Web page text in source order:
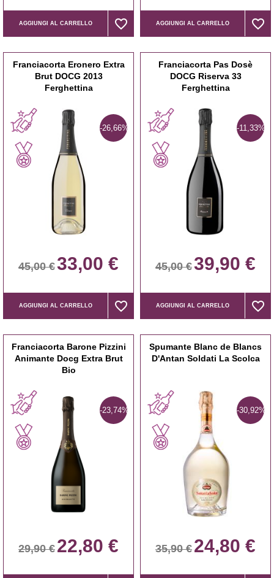
AGGIUNGI AL CARRELLO favorite_border
favorite_border AGGIUNGI AL CARRELLO favorite_border
favorite_border
Franciacorta Eronero Extra
Brut DOCG 2013
Ferghettina
-26,66%
45,00 €33,00 €
AGGIUNGI AL CARRELLO favorite_border
favorite_border
Franciacorta Pas Dosè
DOCG Riserva 33
Ferghettina
-11,33%
45,00 €39,90 €
AGGIUNGI AL CARRELLO favorite_border
favorite_border
Franciacorta Barone Pizzini
Animante Docg Extra Brut
Bio
-23,74%
29,90 € 22,80 €
Spumante Blanc de Blancs
D'Antan Soldati La Scolca
-30,92%
35,90 € 24,80 €